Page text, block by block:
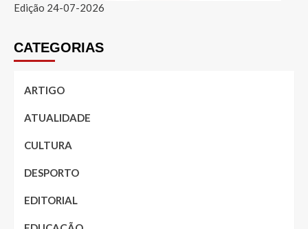
Edição 24-07-2026
CATEGORIAS
ARTIGO
ATUALIDADE
CULTURA
DESPORTO
EDITORIAL